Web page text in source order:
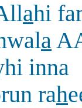
ahi
a
inna
rah